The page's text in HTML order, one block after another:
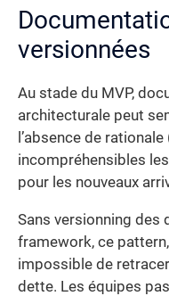
versionnées
Au stade du MVP,
architecturale peut
l’absence de
incompréhensibles
pour les nouveaux
Sans versionning des
framework, ce
impossible de retracer
dette. Les équipes